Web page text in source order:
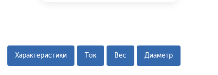
Характеристики Ток Вес Диаметр